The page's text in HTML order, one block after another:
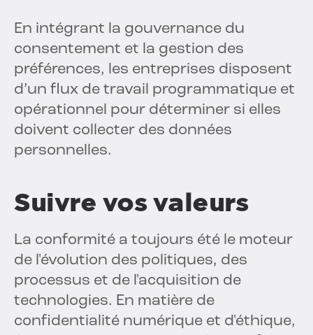
En intégrant la gouvernance du
consentement et la gestion des
préférences, les entreprises disposent
d’un flux de travail programmatique et
opérationnel pour déterminer si elles
doivent collecter des données
personnelles.
Suivre vos valeurs
La conformité a toujours été le moteur
de l'évolution des politiques, des
processus et de l'acquisition de
technologies. En matière de
confidentialité numérique et d'éthique,